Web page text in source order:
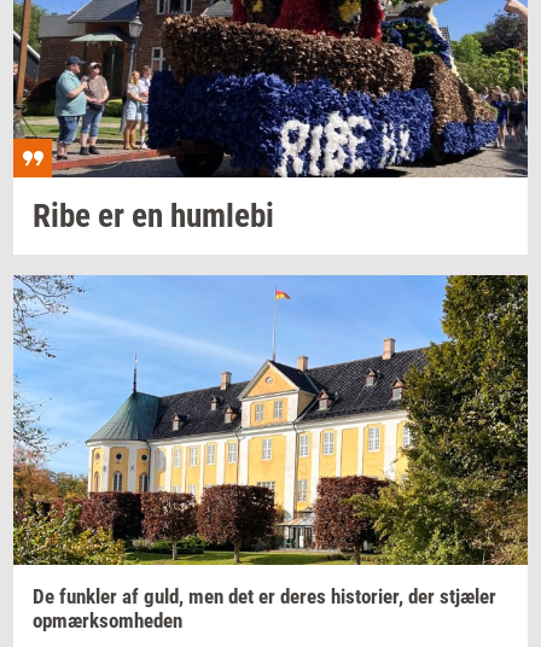
Ribe er en hum­le­bi
De funk­ler af guld, men det er deres hi­sto­ri­er, der stjæ­ler
op­mærk­som­he­den